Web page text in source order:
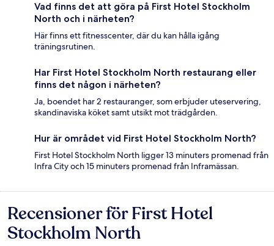
Vad finns det att göra på First Hotel Stockholm
North och i närheten?
Här finns ett fitnesscenter, där du kan hålla igång
träningsrutinen.
Har First Hotel Stockholm North restaurang eller
finns det någon i närheten?
Ja, boendet har 2 restauranger, som erbjuder uteservering,
skandinaviska köket samt utsikt mot trädgården.
Hur är området vid First Hotel Stockholm North?
First Hotel Stockholm North ligger 13 minuters promenad från
Infra City och 15 minuters promenad från Inframässan.
Recensioner
Recensioner för First Hotel
Stockholm North